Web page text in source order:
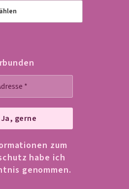
zum
habe ich
genommen.